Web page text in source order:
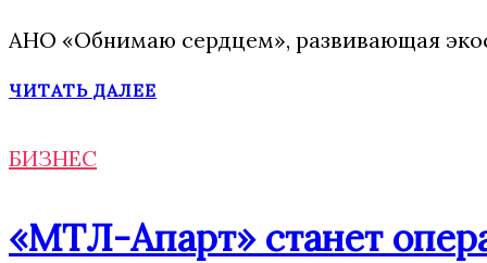
АНО «Обнимаю сердцем», развивающая
ЧИТАТЬ ДАЛЕЕ
БИЗНЕС
«МТЛ-Апарт» станет